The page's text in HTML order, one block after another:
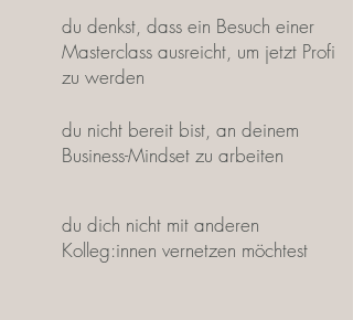
du denkst, dass ein Besuch einer
Masterclass ausreicht, um jetzt Profi
zu werden
du nicht bereit bist, an deinem
Business-Mindset zu arbeiten
du dich nicht mit anderen
Kolleg:innen vernetzen möchtest